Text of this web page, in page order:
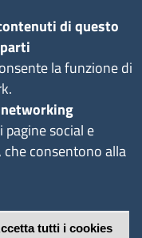
di questo
la funzione di
social e
consentono alla
tutti i cookies